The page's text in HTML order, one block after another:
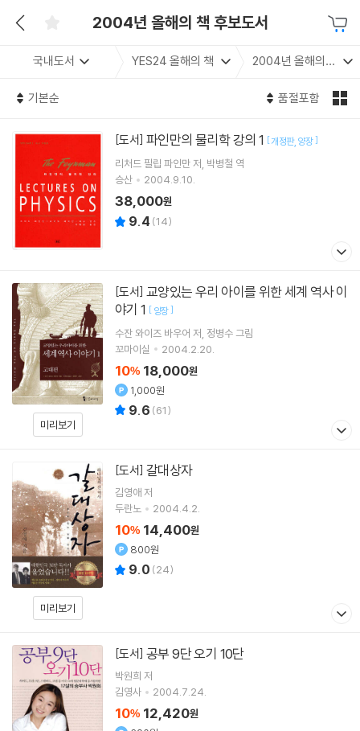
2004년 올해의 책 후보도서
국내도서 YES24 올해의 책 2004년 올해의 책 후보도서
기본순 품절포함
[도서] 파인만의 물리학 강의 1 [개정판 양장]
리처드 필립 파인만저 박병철 역
승산
2004.9.10.
38,000원
9.4 (14)
미리보기
[도서]
야기 1 [ 양장]
수잔 와이즈 바우어 저 정병수그림
꼬마이실
2004.2.20.
10% 18,000원
1,000원
9.6 (61)
미리보기
[도서] 갈대상자
김영애 저
두란노
2004.4.2.
10% 14,400원
800원
9.0 (24)
[도서] 공부 9단 오기 10단
박원희 저
김영사
2004.7.24.
10% 12,420원